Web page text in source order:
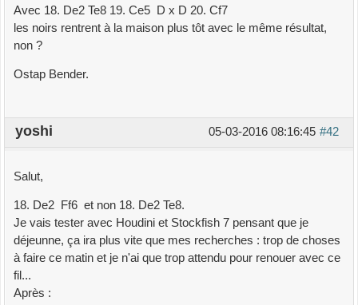
Avec 18. De2 Te8 19. Ce5 D x D 20. Cf7
les noirs rentrent à la maison plus tôt avec le même résultat,
non ?
Ostap Bender.
#42
05-03-2016 08:16:45
yoshi
Salut,
18. De2 Ff6 et non 18. De2 Te8.
Je vais tester avec Houdini et Stockfish 7 pensant que je
déjeunne, ça ira plus vite que mes recherches : trop de choses
à faire ce matin et je n'ai que trop attendu pour renouer avec ce
fil...
Après :